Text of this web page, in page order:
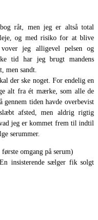
råt, men jeg er altså total
og med risiko for at blive
jeg alligevel pelsen og
tid har jeg brugt mandens
men sandt.
der ske noget. For endelig en
alt fra ét mærke, som alle de
tiden havde overbevist
afsted, men aldrig rigtig
jeg er kommet frem til indtil
serummer.
omgang på serum)
insisterende sælger fik solgt